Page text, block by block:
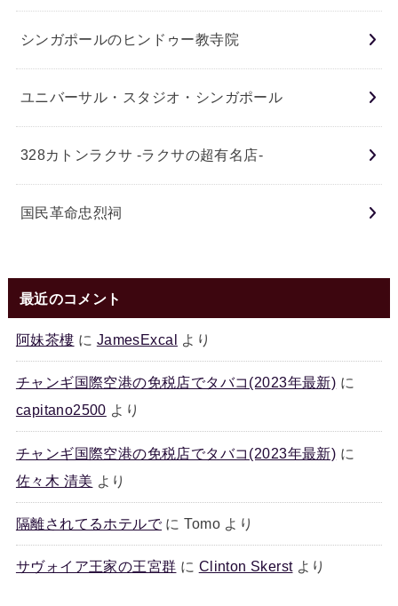
シンガポールのヒンドゥー教寺院
ユニバーサル・スタジオ・シンガポール
328カトンラクサ -ラクサの超有名店-
国民革命忠烈祠
最近のコメント
阿妹茶樓 に JamesExcal より
チャンギ国際空港の免税店でタバコ(2023年最新) に
capitano2500 より
チャンギ国際空港の免税店でタバコ(2023年最新) に
佐々木 清美 より
隔離されてるホテルでにTomoより
サヴォイア王家の王宮群 に Clinton Skerstより